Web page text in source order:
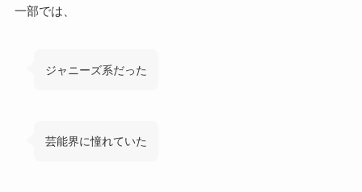
一部では、
ジャニーズ系だった
芸能界に憧れていた